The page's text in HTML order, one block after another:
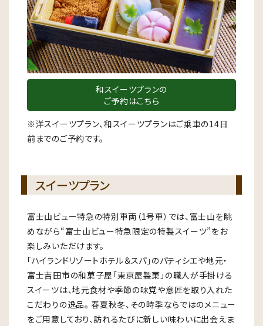
和スイーツプランの
ご予約はこちら
※洋スイーツプラン、和スイーツプランはご乗車の14日
前までのご予約です。
スイーツプラン
富士山ビュー特急の特別車両（1号車）では、富士山を眺
めながら“富士山ビュー特急限定の特製スイーツ”をお
楽しみいただけます。
「ハイランドリゾートホテル＆スパ」のパティシエや地元・
富士吉田市の和菓子屋「東京屋製菓」の職人が手掛ける
スイーツは、地元食材や季節の味覚や意匠を取り入れた
こだわりの逸品。 春夏秋冬、その時季ならではのメニュー
をご用意しており、訪れるたびに新しい味わいに出会えま